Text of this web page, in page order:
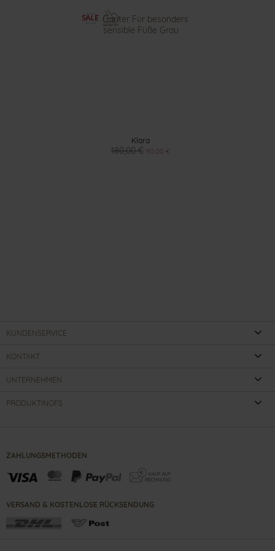
Klara
180,00 € 90,00 €
KUNDENSERVICE
KONTAKT
UNTERNEHMEN
PRODUKTINOFS
ZAHLUNGSMETHODEN
VERSAND & KOSTENLOSE RÜCKSENDUNG